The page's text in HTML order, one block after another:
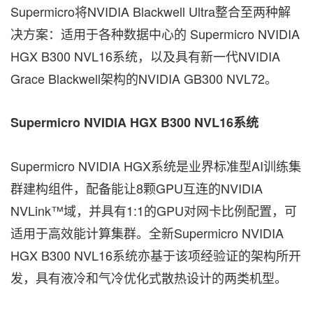
Supermicro将NVIDIA Blackwell Ultra整合至两种解
决方案：适用于各种数据中心的 Supermicro NVIDIA
HGX B300 NVL16系统，以及具有新一代NVIDIA
Grace Blackwell架构的NVIDIA GB300 NVL72。
Supermicro NVIDIA HGX B300 NVL16系统
Supermicro NVIDIA HGX系统是业界标准型AI训练集
群建构组件，配备能让8颗GPU互连的NVIDIA
NVLink™域，并具有1:1的GPU对网卡比例配置，可
适用于高效能计算集群。全新Supermicro NVIDIA
HGX B300 NVL16系统亦基于该项经验证的架构所开
发，具有液冷和气冷优化式散热设计的两类机型。